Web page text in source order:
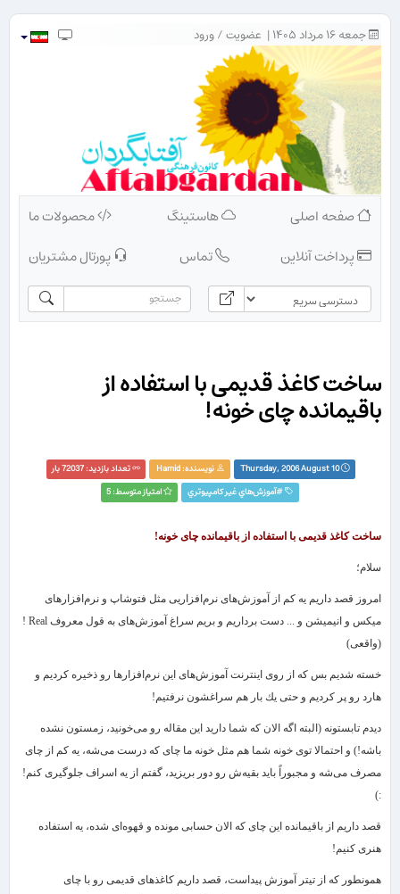
جمعه ۱۶ مرداد ۱۴۰۵ | عضویت/ورود
صفحه اصلی هاستینگ
محصولات ما
پرداخت آنلاین
تماس پورتال مشتریان
ساخت كاغذ قدیمی با استفاده از
باقیمانده چای خونه!
Thursday, 2006 August 10 نویسنده:Hamid
تعداد بازدید: 72037 بار
#آموزش‌هاي غير كامپيوتري امتیاز متوسط: 5
ساخت كاغذ قدیمی با استفاده از باقیمانده چای خونه!
سلام؛
امروز قصد داریم یه كم از آموزش‌های نرم‌افزاریی مثل فتوشاپ و نرم‌افزارهای
میكس و انیمیشن و ... دست برداریم و بریم سراغ آموزش‌های به قول معروف Real
!
(واقعی)
خسته شدیم بس كه از روی اینترنت آموزش‌های این نرم‌افزارها رو ذخیره كردیم و
هارد رو پر كردیم و حتی یك بار هم سراغشون نرفتیم!
دیدم تابستونه (البته اگه الان كه شما دارید این مقاله رو می‌خونید، زمستون نشده
باشه!) و احتمالا توی خونه شما هم مثل خونه ما چای كه درست می‌شه، یه كم از چای
مصرف می‌شه و مجبوراً باید بقیه‌ش رو دور بریزید، گفتم از یه اسراف جلوگیری كنم!
:)
قصد داریم از باقیمانده این چای كه الان حسابی مونده و قهوه‌ای شده، یه استفاده
هنری كنیم!
همونطور كه از تیتر آموزش پیداست، قصد داریم كاغذهای قدیمی رو با چای